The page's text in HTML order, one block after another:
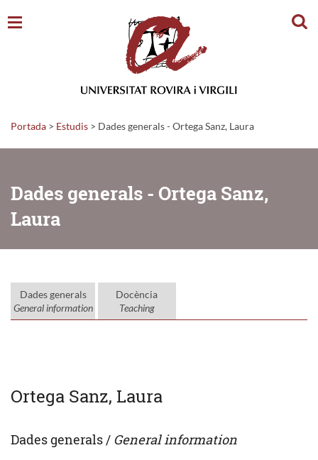
Portada > Estudis > Dades generals - Ortega Sanz, Laura
Dades generals - Ortega Sanz,
Laura
Dades generals
General information
Docència
Teaching
Ortega Sanz, Laura
Dades generals / General information